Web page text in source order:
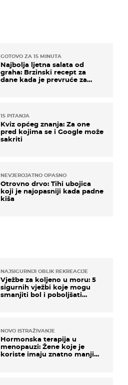
NAJSIGURNIJI OBLIK REKREACIJE
Vježbe za koljeno u moru: 5
sigurnih vježbi koje mogu
smanjiti bol i poboljšati
NOVO ISTRAŽIVANJE
Hormonska terapija u
menopauzi: Žene koje je
koriste imaju znatno manji
GOTOVO ZA 15 MINUTA
Najbolja ljetna salata od
graha: Brzinski recept za
dane kada je prevruće za
15 PITANJA
Kviz općeg znanja: Za one
pred kojima se i Google može
sakriti
NEVJEROJATNO OPASNO
Otrovno drvo: Tihi ubojica
koji je najopasniji kada padne
kiša